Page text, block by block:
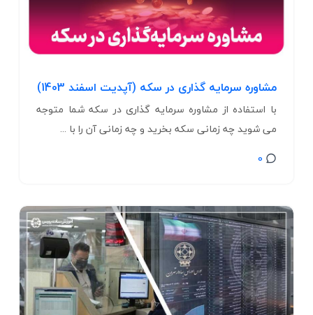
مشاوره سرمایه گذاری در سکه (آپدیت اسفند 1403)
با استفاده از مشاوره سرمایه گذاری در سکه شما متوجه
می شوید چه زمانی سکه بخرید و چه زمانی آن را با ...
0